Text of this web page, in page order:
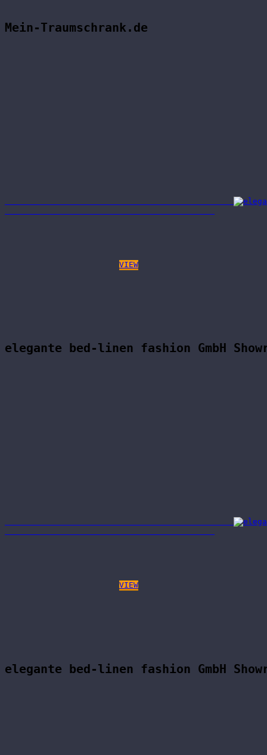
Mein-Traumschrank.de
VIEW
elegante bed-linen fashion GmbH
VIEW
elegante bed-linen fashion GmbH